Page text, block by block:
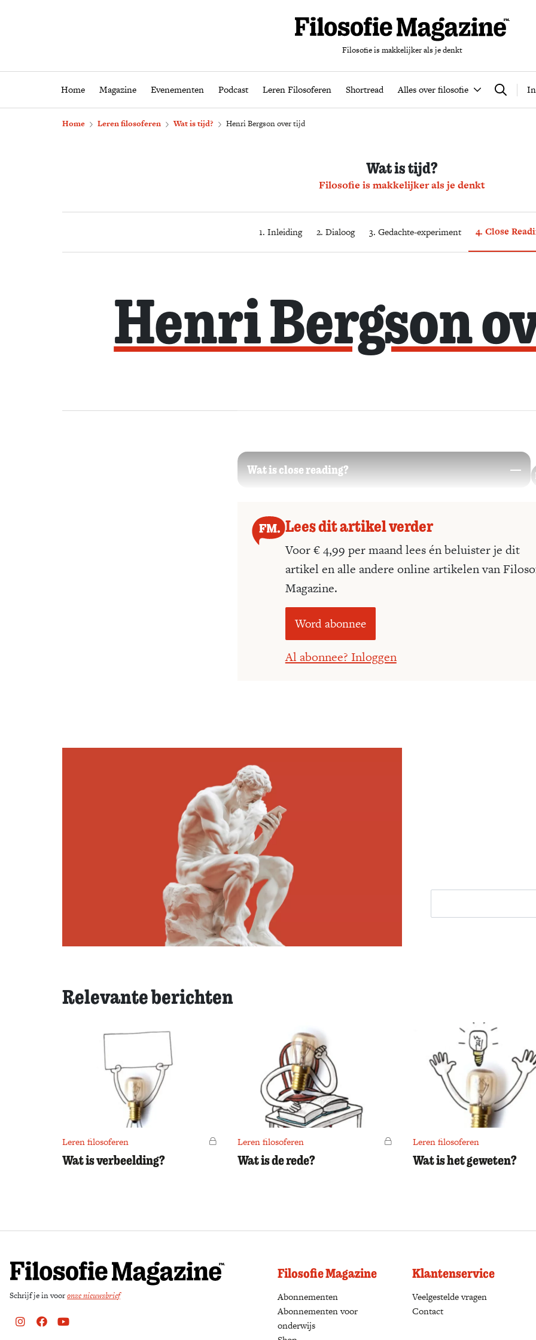
Filosofie is makkelijker als je denkt
Home Magazine Evenementen Podcast Leren Filosoferen Shortread Alles over filosofie Zoeken
Home Magazine Evenementen Podcast Leren Filosoferen Shortread Alles over
Home Leren filosoferen Wat is tijd? Henri Bergson over tijd
Wat is tijd?
Filosofie is makkelijker als je denkt
1. Inleiding 2. Dialoog 3. Gedachte-experiment 4. Close
Henri Bergson
Wat is close reading?
Lees dit artikel verder
Voor € 4,99 per maand lees én beluister je dit
artikel en alle andere online artikelen van
Magazine.
Word abonnee
Al abonnee? Inloggen
Relevante berichten
Leren filosoferen Voor leden
Wat is verbeelding?
Leren filosoferen Voor leden
Wat is de rede?
Leren filosoferen
Wat is het geweten?
Schrijf je in vooronze nieuwsbrief
Instagram
FacebookYoutube
Filosofie Magazine
Abonnementen (opens in a new tab)
Abonnementen voor
onderwijs
Klantenservice
Veelgestelde vragen
Contact